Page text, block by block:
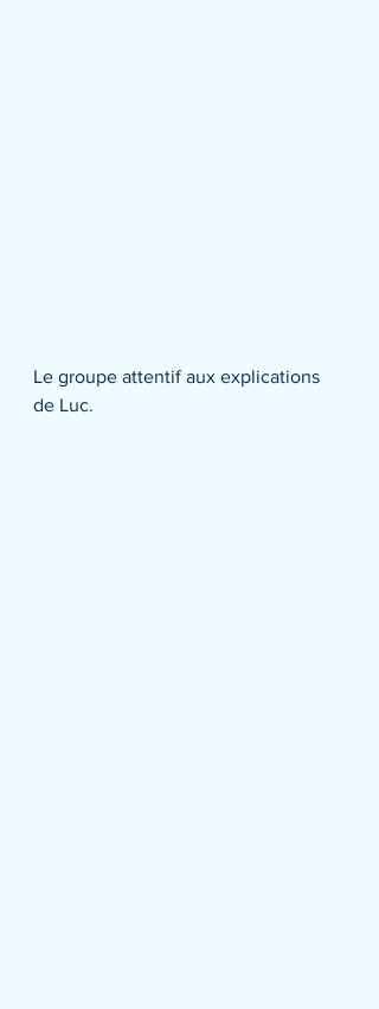
Le groupe attentif aux explications
de Luc.